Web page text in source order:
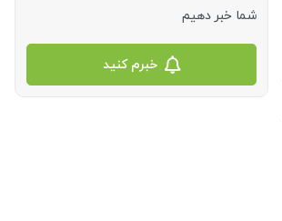
شما خبر دهیم
خبرم کنید